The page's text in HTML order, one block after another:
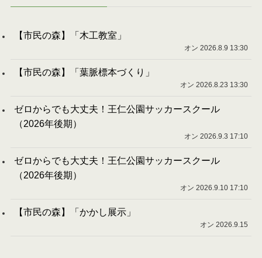
【市民の森】「木工教室」
オン 2026.8.9 13:30
【市民の森】「葉脈標本づくり」
オン 2026.8.23 13:30
ゼロからでも大丈夫！王仁公園サッカースクール
（2026年後期）
オン 2026.9.3 17:10
ゼロからでも大丈夫！王仁公園サッカースクール
（2026年後期）
オン 2026.9.10 17:10
【市民の森】「かかし展示」
オン 2026.9.15